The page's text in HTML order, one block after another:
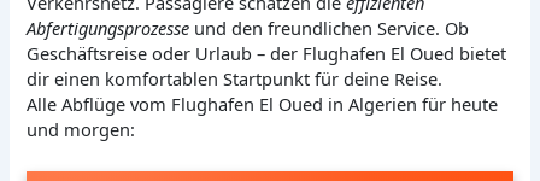
Abfertigungsprozesse und den freundlichen Service. Ob
Geschäftsreise oder Urlaub – der Flughafen El Oued bietet
dir einen komfortablen Startpunkt für deine Reise.
Alle Abflüge vom Flughafen El Oued in Algerien für heute
und morgen: